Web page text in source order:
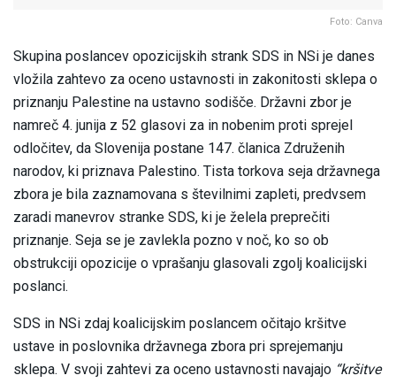
Foto: Canva
Skupina poslancev opozicijskih strank SDS in NSi je danes
vložila zahtevo za oceno ustavnosti in zakonitosti sklepa o
priznanju Palestine na ustavno sodišče. Državni zbor je
namreč 4. junija z 52 glasovi za in nobenim proti sprejel
odločitev, da Slovenija postane 147. članica Združenih
narodov, ki priznava Palestino. Tista torkova seja državnega
zbora je bila zaznamovana s številnimi zapleti, predvsem
zaradi manevrov stranke SDS, ki je želela preprečiti
priznanje. Seja se je zavlekla pozno v noč, ko so ob
obstrukciji opozicije o vprašanju glasovali zgolj koalicijski
poslanci.
SDS in NSi zdaj koalicijskim poslancem očitajo kršitve
ustave in poslovnika državnega zbora pri sprejemanju
sklepa. V svoji zahtevi za oceno ustavnosti navajajo “kršitve